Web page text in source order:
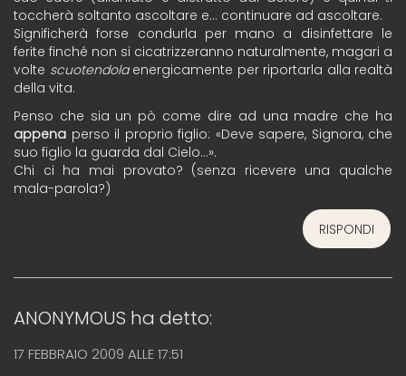
toccherà soltanto ascoltare e… continuare ad ascoltare.
Significherà forse condurla per mano a disinfettare le
ferite finché non si cicatrizzeranno naturalmente, magari a
volte scuotendolaenergicamente per riportarla alla realtà
della vita.
Penso che sia un pò come dire ad una madre che ha
appena perso il proprio figlio: «Deve sapere, Signora, che
suo figlio la guarda dal Cielo…».
Chi ci ha mai provato? (senza ricevere una qualche
mala-parola?)
RISPONDI
ANONYMOUS ha detto:
17 FEBBRAIO 2009 ALLE 17:51